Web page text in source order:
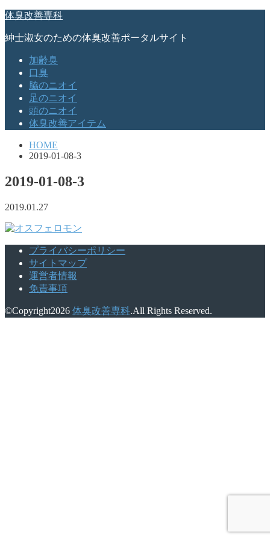
体臭改善専科
紳士淑女のための体臭改善ポータルサイト
加齢臭
口臭
脇のニオイ
足のニオイ
頭のニオイ
体臭改善アイテム
HOME
2019-01-08-3
2019-01-08-3
2019.01.27
プライバシーポリシー
サイトマップ
運営者情報
免責事項
©Copyright2026 体臭改善専科.All Rights Reserved.